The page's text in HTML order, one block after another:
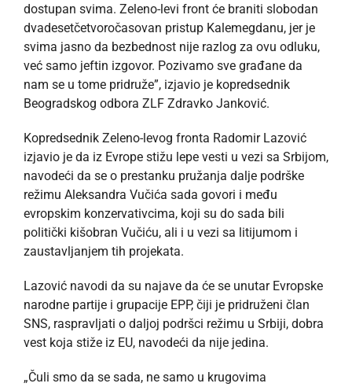
dostupan svima. Zeleno-levi front će braniti slobodan
dvadesetčetvoročasovan pristup Kalemegdanu, jer je
svima jasno da bezbednost nije razlog za ovu odluku,
već samo jeftin izgovor. Pozivamo sve građane da
nam se u tome pridruže”, izjavio je kopredsednik
Beogradskog odbora ZLF Zdravko Janković.
Kopredsednik Zeleno-levog fronta Radomir Lazović
izjavio je da iz Evrope stižu lepe vesti u vezi sa Srbijom,
navodeći da se o prestanku pružanja dalje podrške
režimu Aleksandra Vučića sada govori i među
evropskim konzervativcima, koji su do sada bili
politički kišobran Vučiću, ali i u vezi sa litijumom i
zaustavljanjem tih projekata.
Lazović navodi da su najave da će se unutar Evropske
narodne partije i grupacije EPP, čiji je pridruženi član
SNS, raspravljati o daljoj podršci režimu u Srbiji, dobra
vest koja stiže iz EU, navodeći da nije jedina.
„Čuli smo da se sada, ne samo u krugovima